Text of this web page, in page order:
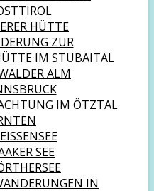
HÜTTE
ZUR
IM STUBAITAL
ALM
IM ÖTZTAL
SEE
IN